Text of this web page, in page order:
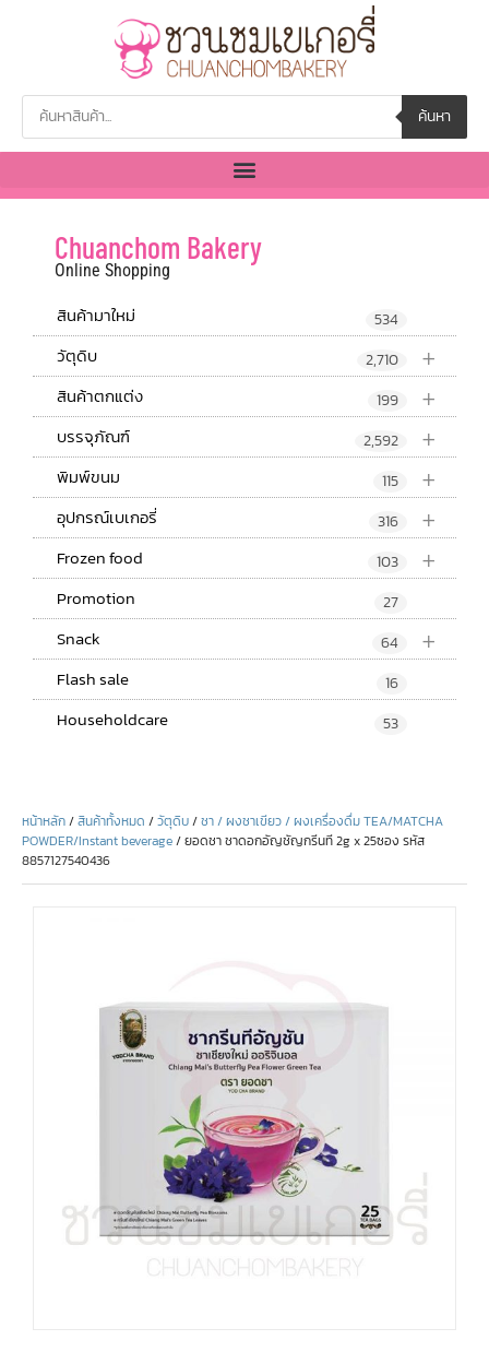
ค้นหา
Chuanchom Bakery
Online Shopping
สินค้ามาใหม่ 534
+
วัตุดิบ 2,710
+
สินค้าตกแต่ง 199
+
บรรจุภัณฑ์ 2,592
+
พิมพ์ขนม 115
+
อุปกรณ์เบเกอรี่ 316
+
Frozen food 103
Promotion 27
+
Snack 64
Flash sale 16
Householdcare 53
หน้าหลัก/สินค้าทั้งหมด /วัตุดิบ/ชา / ผงชาเขียว / ผงเครื่องดื่ม TEA/MATCHA
POWDER/Instant beverage/ ยอดชา ชาดอกอัญชัญกรีนที 2g x 25ซอง รหัส
8857127540436